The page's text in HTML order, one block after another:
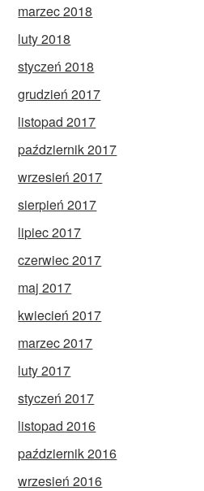
marzec 2018
luty 2018
styczeń 2018
grudzień 2017
listopad 2017
październik 2017
wrzesień 2017
sierpień 2017
lipiec 2017
czerwiec 2017
maj 2017
kwiecień 2017
marzec 2017
luty 2017
styczeń 2017
listopad 2016
październik 2016
wrzesień 2016